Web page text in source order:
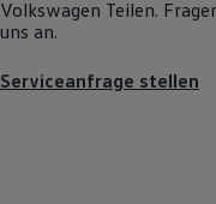
Volkswagen Teilen.
uns an.
Serviceanfrage stellen